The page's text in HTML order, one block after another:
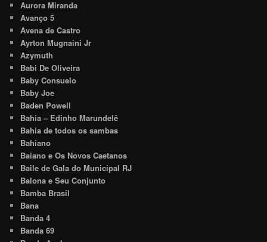
Aurora Miranda
Avanço 5
Avena de Castro
Ayrton Mugnaini Jr
Azymuth
Babi De Oliveira
Baby Consuelo
Baby Joe
Baden Powell
Bahia – Edinho Marundelê
Bahia de todos os sambas
Bahiano
Baiano e Os Novos Caetanos
Baile de Gala do Municipal RJ
Balona e Seu Conjunto
Bamba Brasil
Bana
Banda 4
Banda 69